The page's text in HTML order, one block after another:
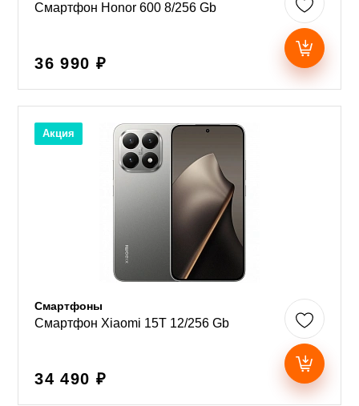
Смартфон Honor 600 8/256 Gb
36 990 ₽
Акция
Смартфоны
Смартфон Xiaomi 15T 12/256 Gb
34 490 ₽